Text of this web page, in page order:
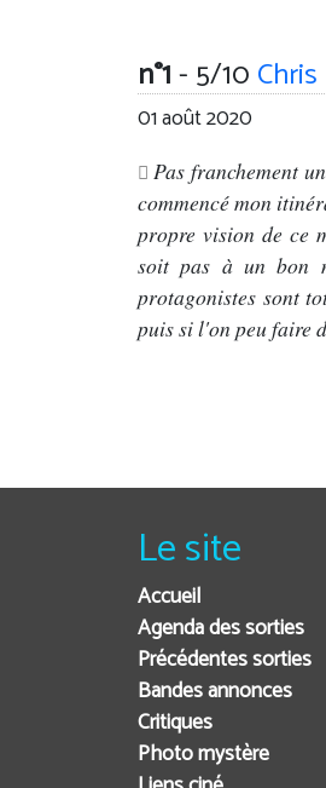
n°1- 5/10 Chris
01 août 2020
Pas franchement
commencé mon
propre vision de ce
soit pas à un bon
protagonistes sont
puis si l'on peu faire
Le site
Accueil
Agenda des sorties
Précédentes sorties
Bandes annonces
Critiques
Photo mystère